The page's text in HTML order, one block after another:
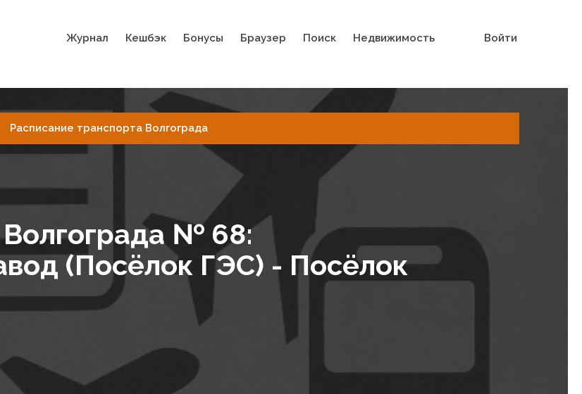
Журнал Кешбэк Бонусы Браузер Поиск Недвижимость Войти
Расписание транспорта Волгограда
Волгограда № 68:
(Посёлок ГЭС) - Посёлок